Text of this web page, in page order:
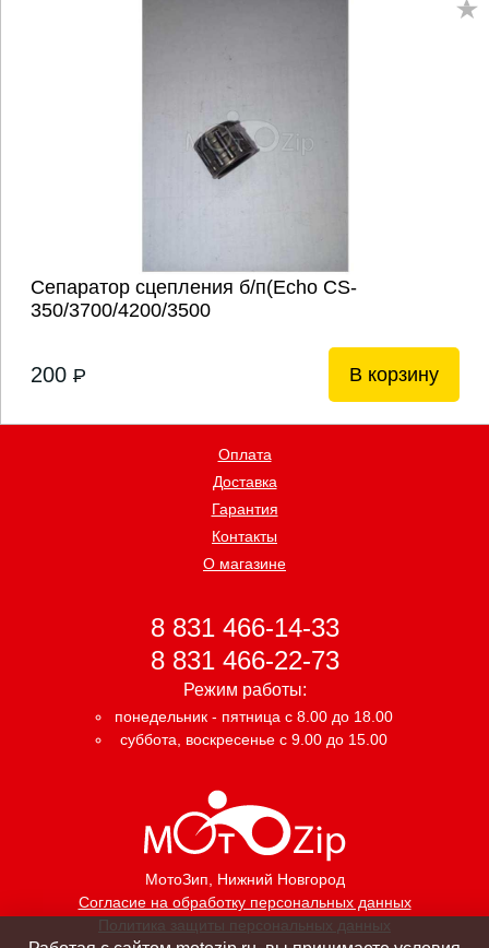
Сепаратор сцепления б/п(Echo CS-
350/3700/4200/3500
200 P В корзину
МотоЗип, Нижний Новгород
Согласие на обработку персональных данных
Политика защиты персональных данных
Оплата
Доставка
Гарантия
Контакты
О магазине
8 831 466-14-33
8 831 466-22-73
Режим работы:
понедельник - пятница с 8.00 до 18.00
суббота, воскресенье с 9.00 до 15.00